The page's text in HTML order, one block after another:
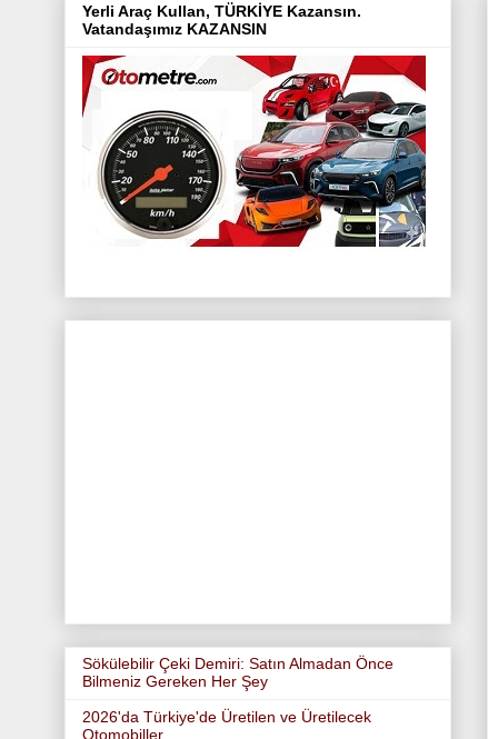
Yerli Araç Kullan, TÜRKİYE Kazansın.
Vatandaşımız KAZANSIN
Sökülebilir Çeki Demiri: Satın Almadan Önce
Bilmeniz Gereken Her Şey
2026'da Türkiye'de Üretilen ve Üretilecek
Otomobiller